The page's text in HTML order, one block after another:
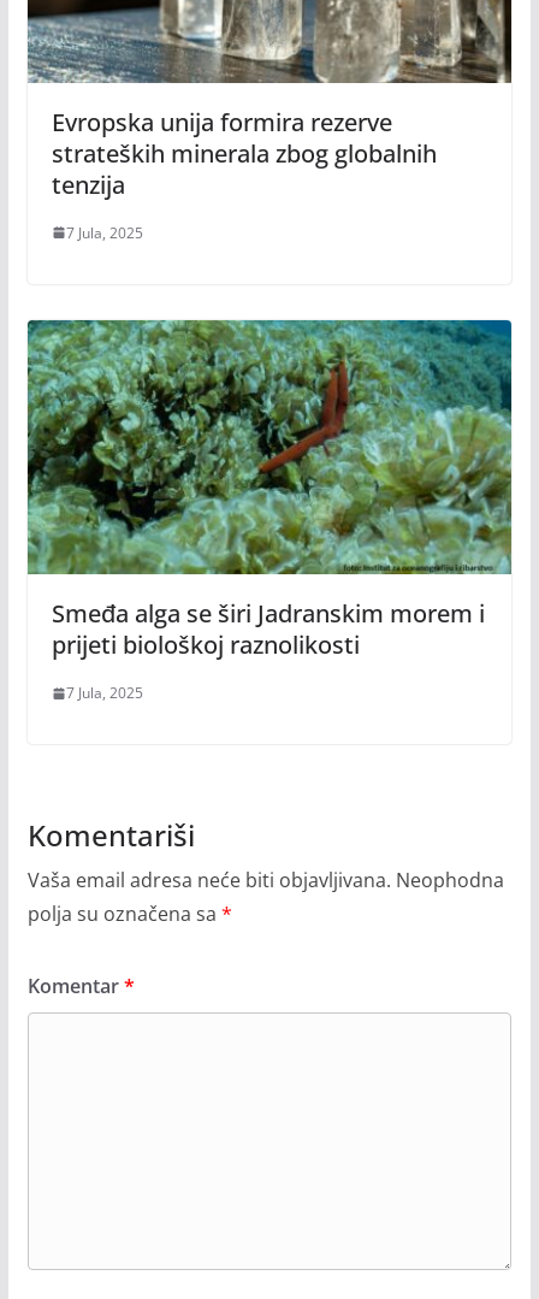
Evropska unija formira rezerve
strateških minerala zbog globalnih
tenzija
7 Jula, 2025
Smeđa alga se širi Jadranskim morem i
prijeti biološkoj raznolikosti
7 Jula, 2025
Komentariši
Vaša email adresa neće biti objavljivana. Neophodna
polja su označena sa *
Komentar*